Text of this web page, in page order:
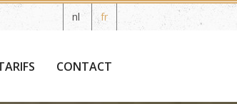
nl fr
CONTACT